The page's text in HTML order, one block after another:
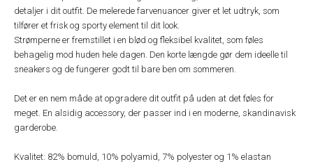
detaljer i dit outfit. De melerede farvenuancer giver et let udtryk, som
tilfører et frisk og sporty element til dit look.
Strømperne er fremstillet i en blød og fleksibel kvalitet, som føles
behagelig mod huden hele dagen. Den korte længde gør dem ideelle til
sneakers og de fungerer godt til bare ben om sommeren.
Det er en nem måde at opgradere dit outfit på uden at det føles for
meget. En alsidig accessory, der passer ind i en moderne, skandinavisk
garderobe.
Kvalitet: 82% bomuld, 10% polyamid, 7% polyester og 1% elastan